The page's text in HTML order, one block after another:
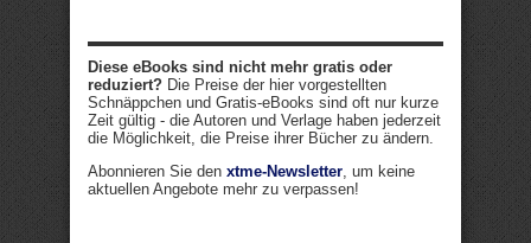
Diese eBooks sind nicht mehr gratis oder
reduziert? Die Preise der hier vorgestellten
Schnäppchen und Gratis-eBooks sind oft nur kurze
Zeit gültig - die Autoren und Verlage haben jederzeit
die Möglichkeit, die Preise ihrer Bücher zu ändern.
Abonnieren Sie den xtme-Newsletter, um keine
aktuellen Angebote mehr zu verpassen!